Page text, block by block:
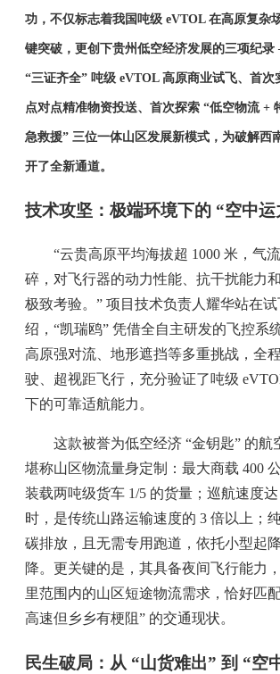
功，不仅标志着我国吨级 eVTOL 在高原复杂
键突破，更创下贵州低空经济发展的三项纪
“三证齐全” 吨级 eVTOL 高原商业试飞、首次
点对点精准物资投送、首次探索 “低空物流 +
急救援” 三位一体山区发展新模式，为破解西
开了全新通道。
技术攻坚：极端环境下的 “空中运
“云贵高原平均海拔超 1000 米，气
碎，对飞行器的动力性能、抗干扰能力
极致考验。” 项目技术负责人耀华站在
绍，“凯瑞鸥” 凭借全自主研发的飞控系
高原强对流、地形遮挡等多重挑战，全
驶、超视距飞行，充分验证了吨级
下的可靠适航能力。
这款被誉为低空经济 “金钥匙” 的航
堪称山区物流量身定制：最大商载 400
装载两吨级货车 1/5 的货量；巡航速度达
时，是传统山路运输速度的 3 倍以上；
碳排放，且无需专用跑道，依托小型起
降。更关键的是，其具备夜间飞行能力
里范围内的山区短途物流需求，恰好匹
高速但乡乡有梗阻” 的交通现状。
民生破局：从 “山货难出” 到 “空